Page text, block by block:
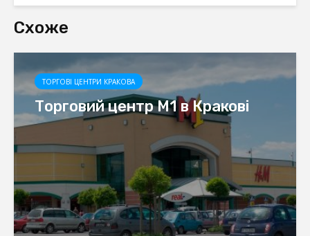
Схоже
ТОРГОВІ ЦЕНТРИ КРАКОВА
Торговий центр М1 в Кракові